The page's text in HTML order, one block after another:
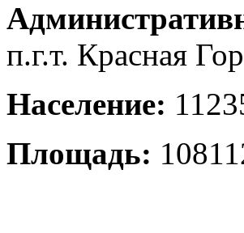
п.г.т. Красная
Население:
Площадь: